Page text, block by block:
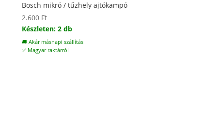
Bosch mikró / tűzhely ajtókampó
2.600 Ft
Készleten: 2 db
🚚 Akár másnapi szállítás
✅ Magyar raktárról